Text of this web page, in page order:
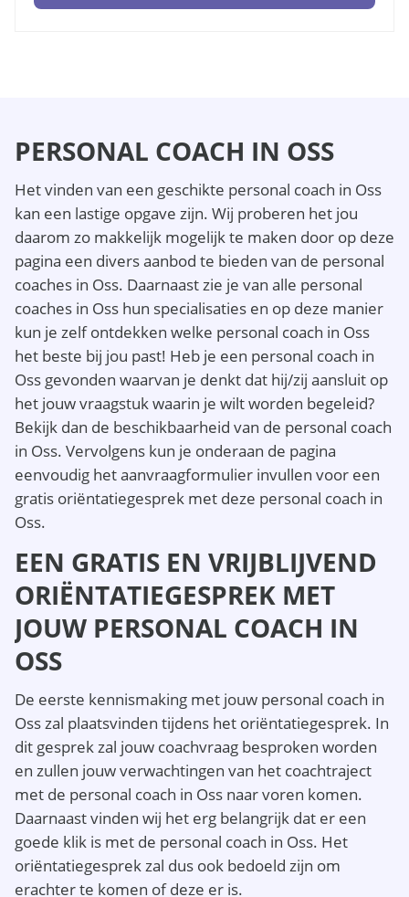
PERSONAL COACH IN OSS
Het vinden van een geschikte personal coach in Oss
kan een lastige opgave zijn. Wij proberen het jou
daarom zo makkelijk mogelijk te maken door op deze
pagina een divers aanbod te bieden van de personal
coaches in Oss. Daarnaast zie je van alle personal
coaches in Oss hun specialisaties en op deze manier
kun je zelf ontdekken welke personal coach in Oss
het beste bij jou past! Heb je een personal coach in
Oss gevonden waarvan je denkt dat hij/zij aansluit op
het jouw vraagstuk waarin je wilt worden begeleid?
Bekijk dan de beschikbaarheid van de personal coach
in Oss. Vervolgens kun je onderaan de pagina
eenvoudig het aanvraagformulier invullen voor een
gratis oriëntatiegesprek met deze personal coach in
Oss.
EEN GRATIS EN VRIJBLIJVEND
ORIËNTATIEGESPREK MET
JOUW PERSONAL COACH IN
OSS
De eerste kennismaking met jouw personal coach in
Oss zal plaatsvinden tijdens het oriëntatiegesprek. In
dit gesprek zal jouw coachvraag besproken worden
en zullen jouw verwachtingen van het coachtraject
met de personal coach in Oss naar voren komen.
Daarnaast vinden wij het erg belangrijk dat er een
goede klik is met de personal coach in Oss. Het
oriëntatiegesprek zal dus ook bedoeld zijn om
erachter te komen of deze er is.